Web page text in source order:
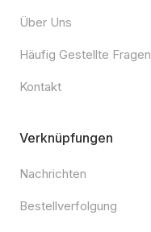
Über Uns
Häufig Gestellte Fragen
Kontakt
Verknüpfungen
Nachrichten
Bestellverfolgung